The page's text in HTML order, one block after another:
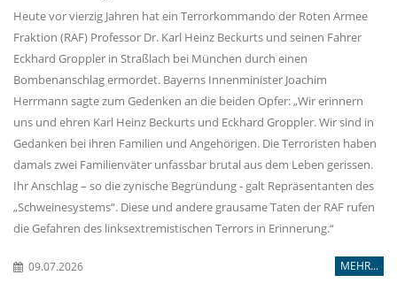
Heute vor vierzig Jahren hat ein Terrorkommando der Roten Armee
Fraktion (RAF) Professor Dr. Karl Heinz Beckurts und seinen Fahrer
Eckhard Groppler in Straßlach bei München durch einen
Bombenanschlag ermordet. Bayerns Innenminister Joachim
Herrmann sagte zum Gedenken an die beiden Opfer: „Wir erinnern
uns und ehren Karl Heinz Beckurts und Eckhard Groppler. Wir sind in
Gedanken bei ihren Familien und Angehörigen. Die Terroristen haben
damals zwei Familienväter unfassbar brutal aus dem Leben gerissen.
Ihr Anschlag – so die zynische Begründung - galt Repräsentanten des
Schweinesystems“. Diese und andere grausame Taten der RAF rufen
die Gefahren des linksextremistischen Terrors in Erinnerung.“
09.07.2026 MEHR...